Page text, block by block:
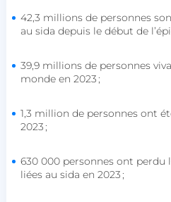
42,3 millions de personnes
au sida depuis le début de
39,9 millions de personnes
monde en 2023 ;
1,3 million de personnes ont
2023 ;
630 000 personnes ont perdu
liées au sida en 2023 ;